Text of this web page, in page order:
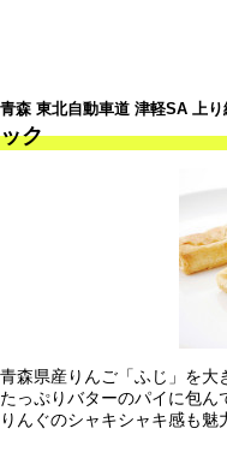
青森 東北自動車道 津軽SA
ック
青森県産りんご「ふじ」を大
たっぷりバターのパイに包ん
りんぐのシャキシャキ感も魅